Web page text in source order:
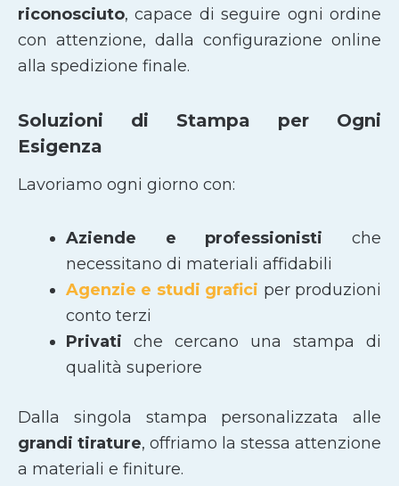
riconosciuto, capace di seguire ogni ordine
con attenzione, dalla configurazione online
alla spedizione finale.
Soluzioni di Stampa per Ogni
Esigenza
Lavoriamo ogni giorno con:
Aziende e professionisti che
necessitano di materiali affidabili
Agenzie e studi grafici per produzioni
conto terzi
Privati che cercano una stampa di
qualità superiore
Dalla singola stampa personalizzata alle
grandi tirature, offriamo la stessa attenzione
a materiali e finiture.